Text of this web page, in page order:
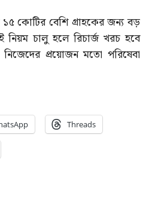
কোটির বেশি গ্রাহকের জন্য বড়
নিয়ম চালু হলে রিচার্জ খরচ হবে
প্রয়োজন মতো পরিষেবা
Threads